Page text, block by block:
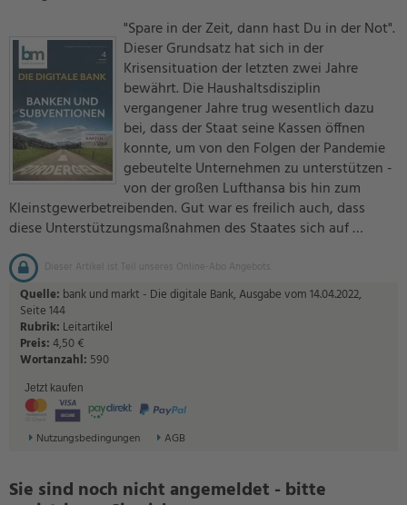
"Spare in der Zeit, dann hast Du in der Not".
Dieser Grundsatz hat sich in der
Krisensituation der letzten zwei Jahre
bewährt. Die Haushaltsdisziplin
vergangener Jahre trug wesentlich dazu
bei, dass der Staat seine Kassen öffnen
konnte, um von den Folgen der Pandemie
gebeutelte Unternehmen zu unterstützen -
von der großen Lufthansa bis hin zum
Kleinstgewerbetreibenden. Gut war es freilich auch, dass
diese Unterstützungsmaßnahmen des Staates sich auf …
Dieser Artikel ist Teil unseres Online-Abo Angebots.
Quelle: bank und markt - Die digitale Bank, Ausgabe vom 14.04.2022,
Seite 144
Rubrik: Leitartikel
Preis:4,50 €
Wortanzahl: 590
Jetzt kaufen
Nutzungsbedingungen AGB
Sie sind noch nicht angemeldet - bitte